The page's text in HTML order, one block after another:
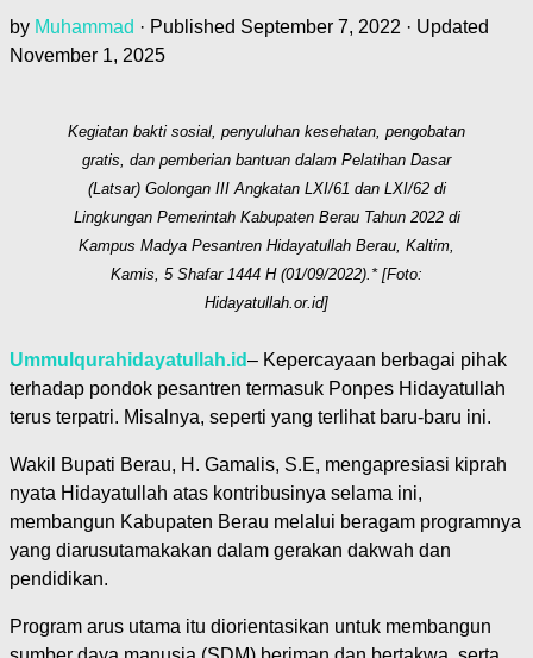
by Muhammad · Published September 7, 2022 · Updated
November 1, 2025
Kegiatan bakti sosial, penyuluhan kesehatan, pengobatan
gratis, dan pemberian bantuan dalam Pelatihan Dasar
(Latsar) Golongan III Angkatan LXI/61 dan LXI/62 di
Lingkungan Pemerintah Kabupaten Berau Tahun 2022 di
Kampus Madya Pesantren Hidayatullah Berau, Kaltim,
Kamis, 5 Shafar 1444 H (01/09/2022).* [Foto:
Hidayatullah.or.id]
Ummulqurahidayatullah.id– Kepercayaan berbagai pihak
terhadap pondok pesantren termasuk Ponpes Hidayatullah
terus terpatri. Misalnya, seperti yang terlihat baru-baru ini.
Wakil Bupati Berau, H. Gamalis, S.E, mengapresiasi kiprah
nyata Hidayatullah atas kontribusinya selama ini,
membangun Kabupaten Berau melalui beragam programnya
yang diarusutamakakan dalam gerakan dakwah dan
pendidikan.
Program arus utama itu diorientasikan untuk membangun